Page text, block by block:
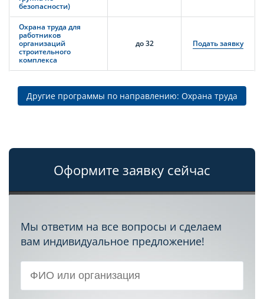
безопасности)
Охрана труда для
работников
организаций
строительного
комплекса
до 32 Подать заявку
Другие программы по направлению: Охрана труда
Оформите заявку сейчас
Мы ответим на все вопросы и сделаем
вам индивидуальное предложение!